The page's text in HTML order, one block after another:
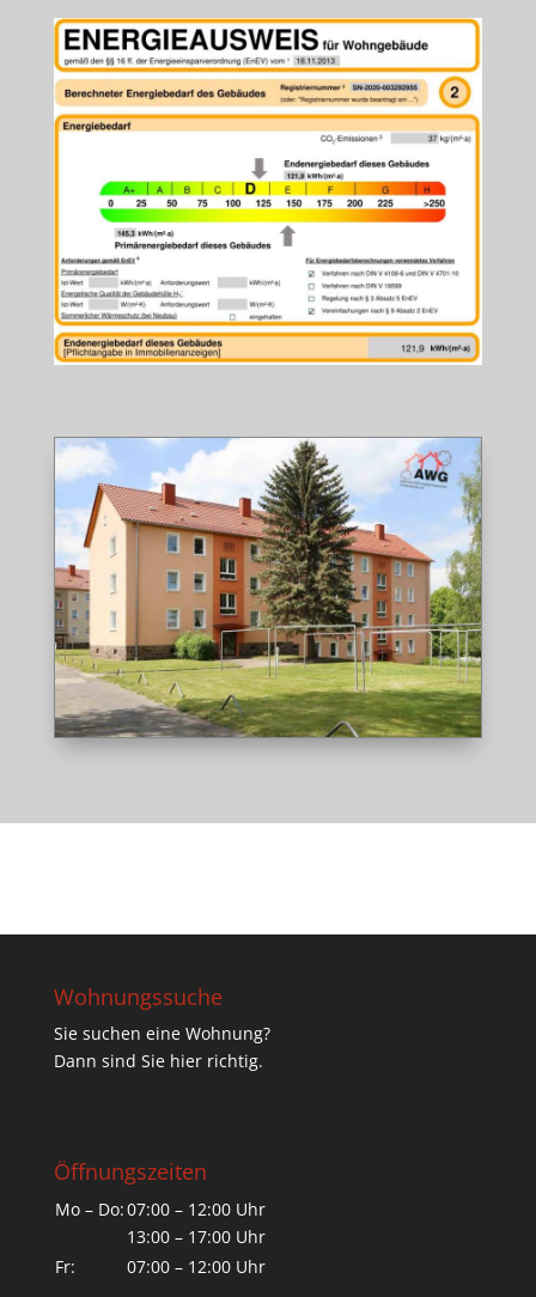
Wohnungssuche
Sie suchen eine Wohnung?
Dann sind Sie hier richtig.
Öffnungszeiten
Mo – Do:07:00 – 12:00 Uhr
13:00 – 17:00 Uhr
Fr:
07:00 – 12:00 Uhr